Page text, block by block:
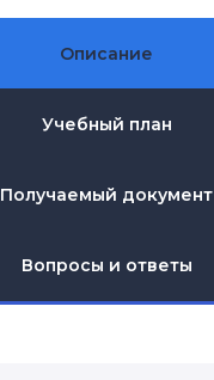
Описание
Учебный план
Получаемый документ
Вопросы и ответы